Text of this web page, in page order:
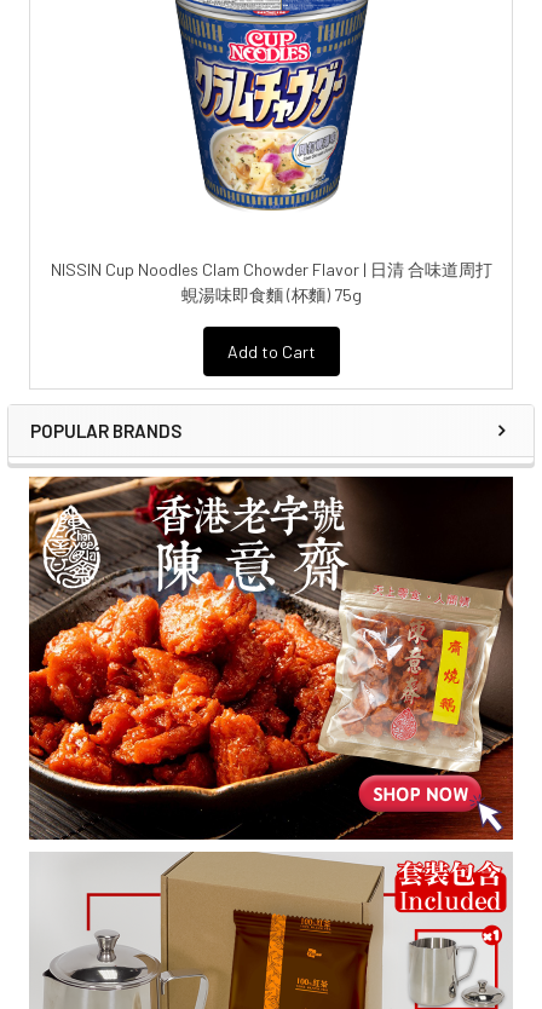
NISSIN Cup Noodles Clam Chowder Flavor | 日清 合味道周打
蜆湯味即食麵 (杯麵) 75g
Add to Cart
POPULAR BRANDS